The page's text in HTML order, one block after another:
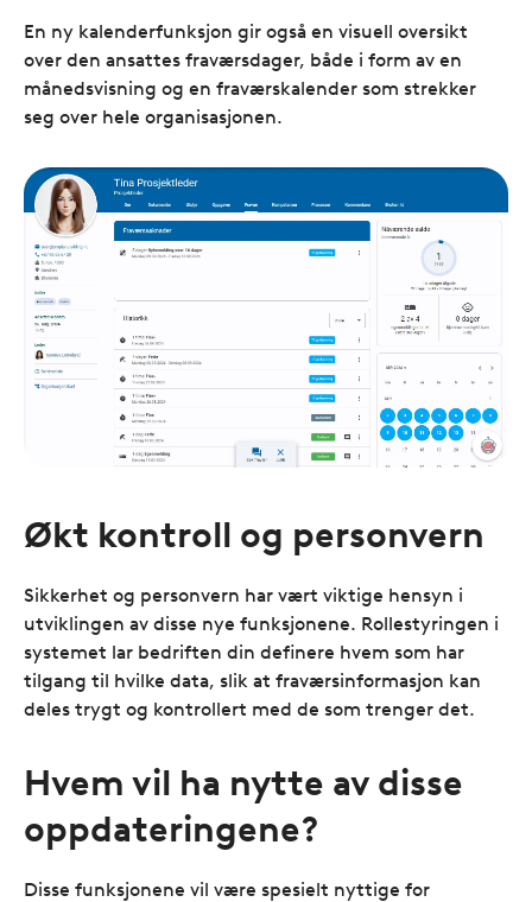
En ny kalenderfunksjon gir også en visuell oversikt
over den ansattes fraværsdager, både i form av en
månedsvisning og en fraværskalender som strekker
seg over hele organisasjonen.
Økt kontroll og personvern
Sikkerhet og personvern har vært viktige hensyn i
utviklingen av disse nye funksjonene. Rollestyringen i
systemet lar bedriften din definere hvem som har
tilgang til hvilke data, slik at fraværsinformasjon kan
deles trygt og kontrollert med de som trenger det.
Hvem vil ha nytte av disse
oppdateringene?
Disse funksjonene vil være spesielt nyttige for